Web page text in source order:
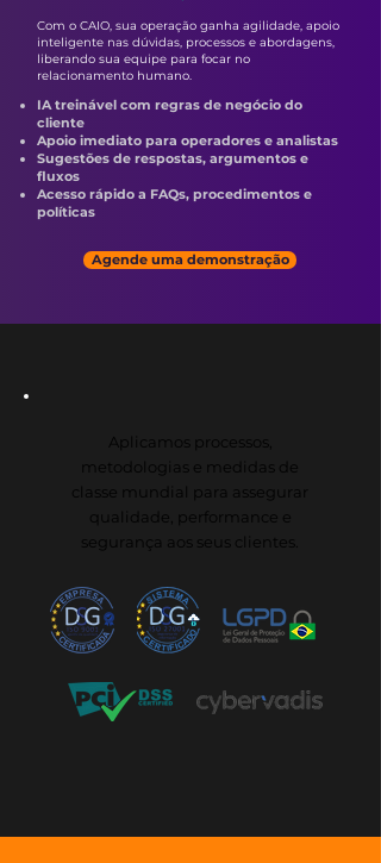
Com o CAIO, sua operação ganha agilidade, apoio
inteligente nas dúvidas, processos e abordagens,
liberando sua equipe para focar no
relacionamento humano.
IA treinável com regras de negócio do
cliente
Apoio imediato para operadores e analistas
Sugestões de respostas, argumentos e
fluxos
Acesso rápido a FAQs, procedimentos e
políticas
Agende uma demonstração
Aplicamos processos,
metodologias e medidas de
classe mundial para assegurar
qualidade, performance e
segurança aos seus clientes.